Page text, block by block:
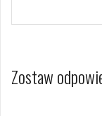
Zostaw